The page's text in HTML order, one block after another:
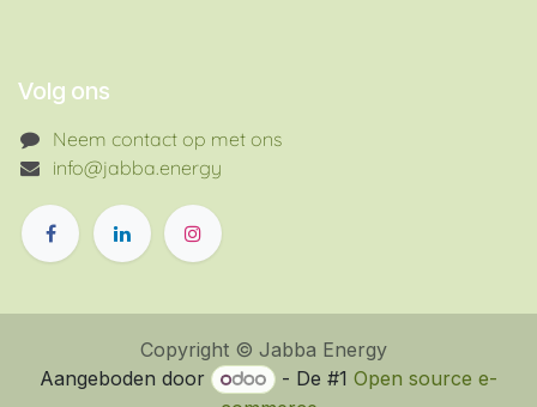
Volg ons
Neem contact op met ons
info@jabba.energy
Copyright © Jabba Energy
Aangeboden door
- De #1Open source e-